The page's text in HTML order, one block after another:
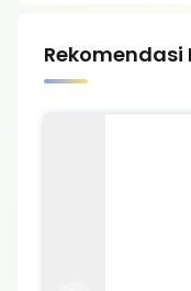
Rekomendasi